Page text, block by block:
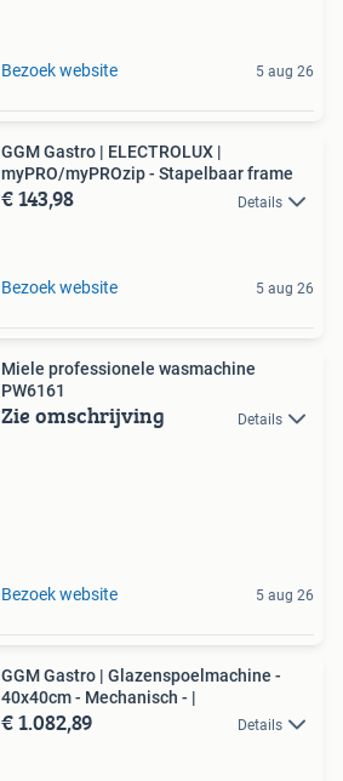
Bezoek website 5 aug 26
GGM Gastro | ELECTROLUX |
myPRO/myPROzip - Stapelbaar frame
€ 143,98 Details
Bezoek website 5 aug 26
Miele professionele wasmachine
PW6161
Zie omschrijving Details
Bezoek website 5 aug 26
GGM Gastro | Glazenspoelmachine -
40x40cm - Mechanisch - |
€ 1.082,89 Details